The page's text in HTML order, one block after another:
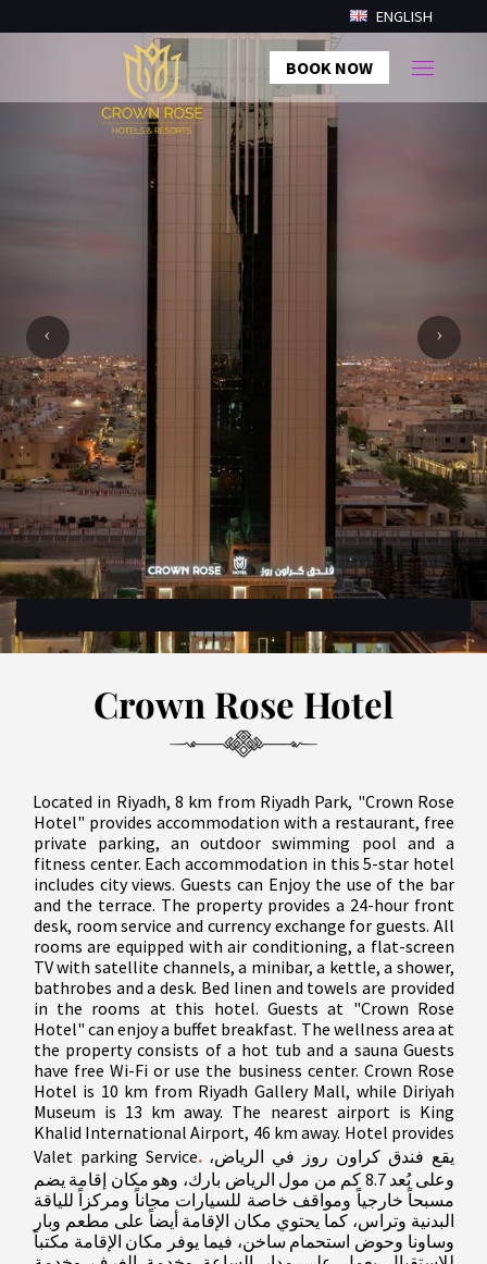
ENGLISH
BOOK NOW
Crown Rose Hotel
Located in Riyadh, 8 km from Riyadh Park, "Crown Rose
Hotel" provides accommodation with a restaurant, free
private parking, an outdoor swimming pool and a
fitness center. Each accommodation in this 5-star hotel
includes city views. Guests can Enjoy the use of the bar
and the terrace. The property provides a 24-hour front
desk, room service and currency exchange for guests. All
rooms are equipped with air conditioning, a flat-screen
TV with satellite channels, a minibar, a kettle, a shower,
bathrobes and a desk. Bed linen and towels are provided
in the rooms at this hotel. Guests at "Crown Rose
Hotel" can enjoy a buffet breakfast. The wellness area at
the property consists of a hot tub and a sauna Guests
have free Wi-Fi or use the business center. Crown Rose
Hotel is 10 km from Riyadh Gallery Mall, while Diriyah
Museum is 13 km away. The nearest airport is King
Khalid International Airport, 46 km away. Hotel provides
Valet parking Service.يقع فندق كراون روز في الرياض،
وعلى بُعد 8.7 كم من مول الرياض بارك، وهو مكان إقامة يضم
مسبحاً خارجياً ومواقف خاصة للسيارات مجاناً ومركزاً للياقة
البدنية وتراس، كما يحتوي مكان الإقامة أيضاً على مطعم وبار
وساونا وحوض استحمام ساخن، فيما يوفر مكان الإقامة مكتباً